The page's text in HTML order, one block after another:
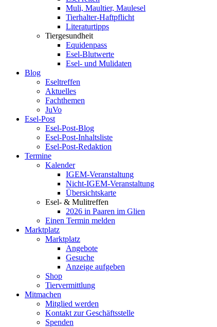
Muli, Maultier, Maulesel
Tierhalter-Haftpflicht
Literaturtipps
Tiergesundheit
Equidenpass
Esel-Blutwerte
Esel- und Mulidaten
Blog
Eseltreffen
Aktuelles
Fachthemen
JuVo
Esel-Post
Esel-Post-Blog
Esel-Post-Inhaltsliste
Esel-Post-Redaktion
Termine
Kalender
IGEM-Veranstaltung
Nicht-IGEM-Veranstaltung
Übersichtskarte
Esel- & Mulitreffen
2026 in Paaren im Glien
Einen Termin melden
Marktplatz
Marktplatz
Angebote
Gesuche
Anzeige aufgeben
Shop
Tiervermittlung
Mitmachen
Mitglied werden
Kontakt zur Geschäftsstelle
Spenden